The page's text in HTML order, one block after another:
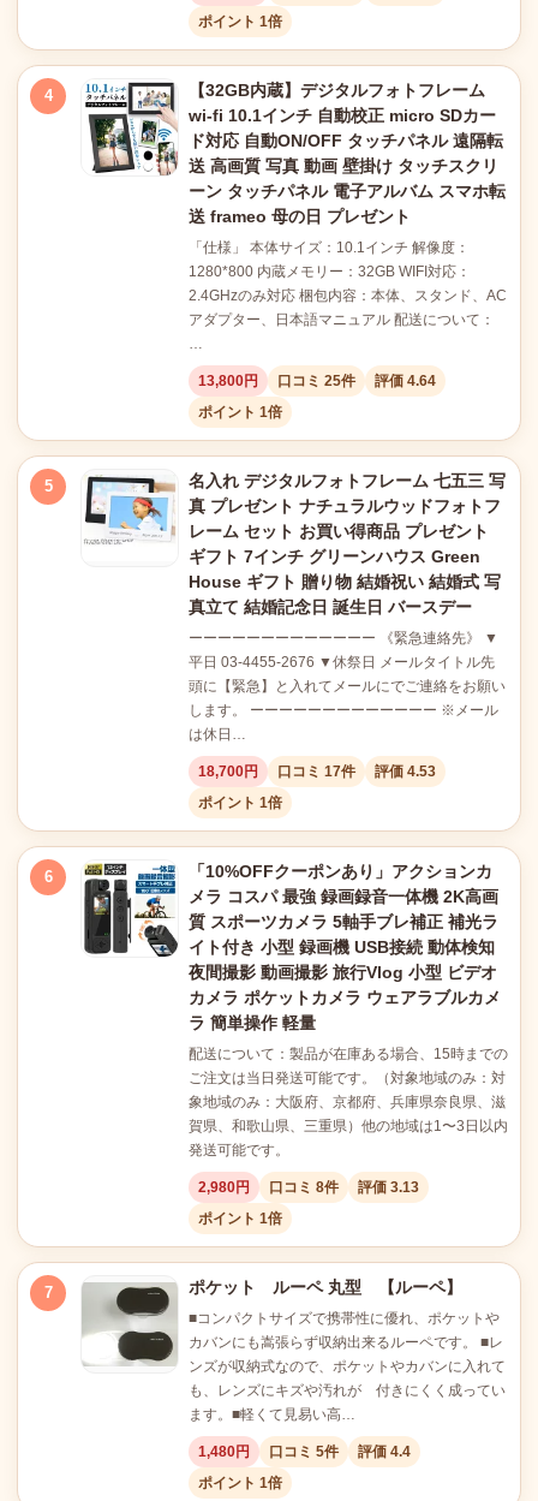
ポイント 1倍
4
【32GB内蔵】デジタルフォトフレーム
wi-fi 10.1インチ 自動校正 micro SDカー
ド対応 自動ON/OFF タッチパネル 遠隔転
送 高画質 写真 動画 壁掛け タッチスクリ
ーン タッチパネル 電子アルバム スマホ転
送 frameo 母の日 プレゼント
「仕様」 本体サイズ：10.1インチ 解像度：
1280*800 内蔵メモリー：32GB WIFI対応：
2.4GHzのみ対応 梱包内容：本体、スタンド、AC
アダプター、日本語マニュアル 配送について：
…
13,800円 口コミ 25件
評価 4.64
ポイント 1倍
5
名入れ デジタルフォトフレーム 七五三 写
真 プレゼント ナチュラルウッドフォトフ
レーム セット お買い得商品 プレゼント
ギフト 7インチ グリーンハウス Green
House ギフト 贈り物 結婚祝い 結婚式 写
真立て 結婚記念日 誕生日 バースデー
ーーーーーーーーーーーーー 《緊急連絡先》 ▼
平日 03-4455-2676 ▼休祭日 メールタイトル先
頭に【緊急】と入れてメールにでご連絡をお願い
します。 ーーーーーーーーーーーーー ※メール
は休日…
18,700円 口コミ 17件
評価 4.53
ポイント 1倍
6
「10%OFFクーポンあり」アクションカ
メラ コスパ 最強 録画録音一体機 2K高画
質 スポーツカメラ 5軸手ブレ補正 補光ラ
イト付き 小型 録画機 USB接続 動体検知
夜間撮影 動画撮影 旅行Vlog 小型 ビデオ
カメラ ポケットカメラ ウェアラブルカメ
ラ 簡単操作 軽量
配送について：製品が在庫ある場合、15時までの
ご注文は当日発送可能です。（対象地域のみ：対
象地域のみ：大阪府、京都府、兵庫県奈良県、滋
賀県、和歌山県、三重県）他の地域は1〜3日以内
発送可能です。
2,980円 口コミ 8件
評価 3.13
ポイント 1倍
7 ポケット ルーペ 丸型 【ルーペ】
■コンパクトサイズで携帯性に優れ、ポケットや
カバンにも嵩張らず収納出来るルーペです。 ■レ
ンズが収納式なので、ポケットやカバンに入れて
も、レンズにキズや汚れが 付きにくく成ってい
ます。■軽くて見易い高…
1,480円 口コミ 5件
評価 4.4
ポイント 1倍